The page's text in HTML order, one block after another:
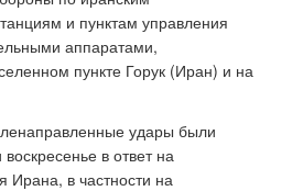
и пунктам управления
аппаратами,
пункте Горук (Иран) и на
удары были
в ответ на
Ирана, в частности на